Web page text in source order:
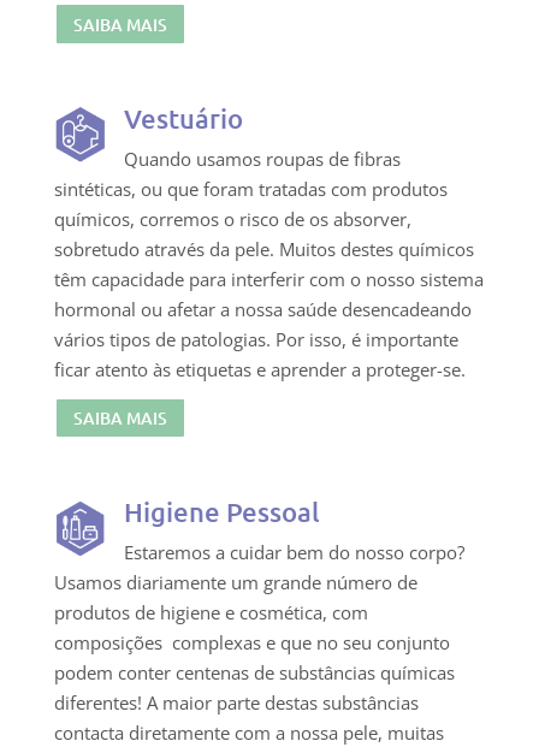
SAIBA MAIS
Vestuário
Quando usamos roupas de fibras
sintéticas, ou que foram tratadas com produtos
químicos, corremos o risco de os absorver,
sobretudo através da pele. Muitos destes químicos
têm capacidade para interferir com o nosso sistema
hormonal ou afetar a nossa saúde desencadeando
vários tipos de patologias. Por isso, é importante
ficar atento às etiquetas e aprender a proteger-se.
SAIBA MAIS
Higiene Pessoal
Estaremos a cuidar bem do nosso corpo?
Usamos diariamente um grande número de
produtos de higiene e cosmética, com
composições complexas e que no seu conjunto
podem conter centenas de substâncias químicas
diferentes! A maior parte destas substâncias
contacta diretamente com a nossa pele, muitas